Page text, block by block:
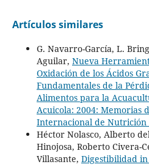
Artículos similares
G. Navarro-García, L.
Aguilar, Nueva
Oxidación de los Ácidos
Fundamentales de la
Alimentos para la
Acuicola: 2004: Memorias
Internacional de Nutrición
Héctor Nolasco, Alberto
Hinojosa, Roberto Civera-
Villasante, Digestibilidad